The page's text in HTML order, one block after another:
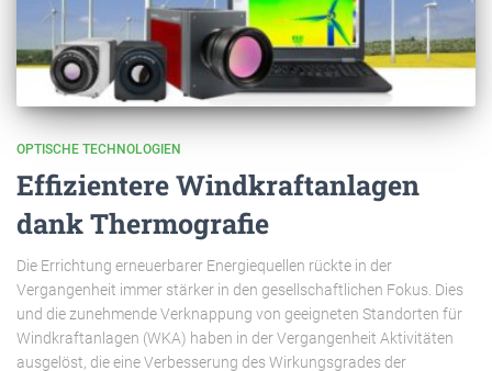
OPTISCHE TECHNOLOGIEN
Effizientere Windkraftanlagen
dank Thermografie
Die Errichtung erneuerbarer Energiequellen rückte in der
Vergangenheit immer stärker in den gesellschaftlichen Fokus. Dies
und die zunehmende Verknappung von geeigneten Standorten für
Windkraftanlagen (WKA) haben in der Vergangenheit Aktivitäten
ausgelöst, die eine Verbesserung des Wirkungsgrades der